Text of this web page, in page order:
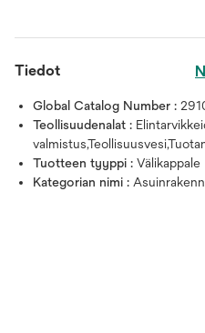
Tiedot
Global Catalog Number :
Teollisuudenalat :
Tuotteen tyyppi : Välikappale
Kategorian nimi :